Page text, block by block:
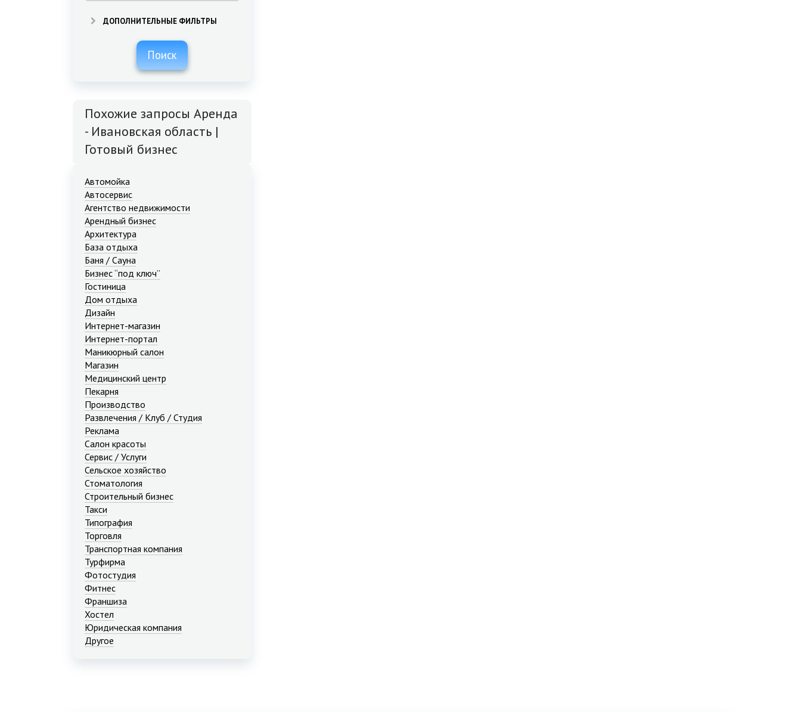
ДОПОЛНИТЕЛЬНЫЕ ФИЛЬТРЫ
Поиск
Похожие запросы Аренда
- Ивановская область |
Готовый бизнес
Автомойка
Автосервис
Агентство недвижимости
Арендный бизнес
Архитектура
База отдыха
Баня / Сауна
Бизнес “под ключ”
Гостиница
Дом отдыха
Дизайн
Интернет-магазин
Интернет-портал
Маникюрный салон
Магазин
Медицинский центр
Пекарня
Производство
Развлечения / Клуб / Студия
Реклама
Салон красоты
Сервис / Услуги
Сельское хозяйство
Стоматология
Строительный бизнес
Такси
Типография
Торговля
Транспортная компания
Турфирма
Фотостудия
Фитнес
Франшиза
Хостел
Юридическая компания
Другое